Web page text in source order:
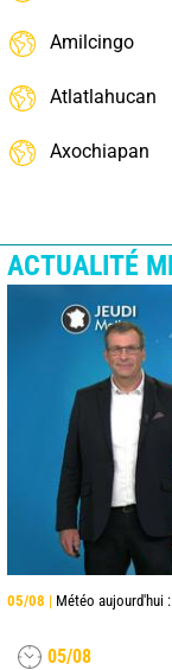
Amilcingo
Atlatlahucan
Axochiapan
ACTUALITÉ
05/08 | Météo aujourd'hui : la
05/08